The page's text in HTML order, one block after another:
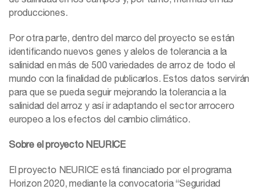
producciones.
Por otra parte, dentro del marco del proyecto se están
identificando nuevos genes y alelos de tolerancia a la
salinidad en más de 500 variedades de arroz de todo el
mundo con la finalidad de publicarlos. Estos datos servirán
para que se pueda seguir mejorando la tolerancia a la
salinidad del arroz y así ir adaptando el sector arrocero
europeo a los efectos del cambio climático.
Sobre el proyecto NEURICE
El proyecto NEURICE está financiado por el programa
Horizon 2020, mediante la convocatoria “Seguridad